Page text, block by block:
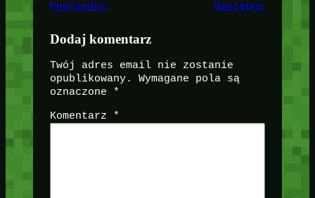
Poprzedni Następny
Dodaj komentarz
Twój adres email nie zostanie
opublikowany.
Wymagane pola są
oznaczone
*
Komentarz *